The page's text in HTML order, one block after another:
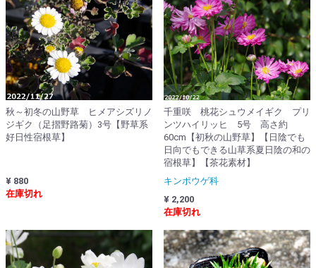
秋～初冬の山野草 ヒメアシズリノ
ジギク（足摺野路菊）3号【野草系
好日性宿根草】
¥ 880
在庫切れ
千重咲 桃花シュウメイギク プリ
ンツハイリッヒ 5号 高さ約
60cm【初秋の山野草】【日陰でも
日向でもできる山草系夏日陰の和の
宿根草】【茶花素材】
キンポウゲ科
¥ 2,200
在庫切れ